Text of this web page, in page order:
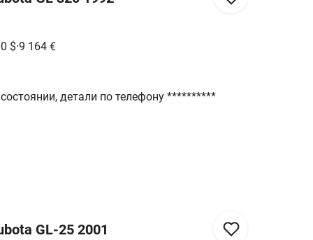
$·9 164 €
детали по телефону **********
GL-25 2001